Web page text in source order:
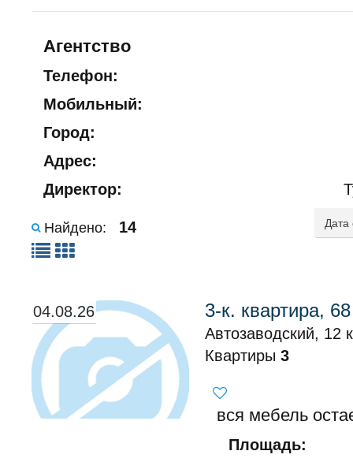
Агентство
Телефон:
Мобильный:
Город:
Адрес:
Директор:
Найдено: 14
04.08.26 3-к. квартира,
Автозаводский, 12
Квартиры 3
вся мебель
Площадь: